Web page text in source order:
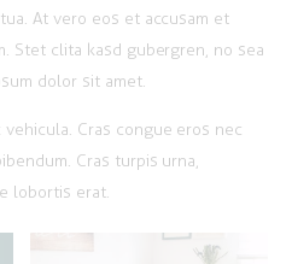
At vero eos et accusam et
Stet clita kasd gubergren, no sea
dolor sit amet.
Cras congue eros nec
Cras turpis urna,
lobortis erat.